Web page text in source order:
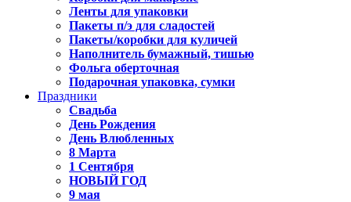
Ленты для упаковки
Пакеты п/э для сладостей
Пакеты/коробки для куличей
Наполнитель бумажный, тишью
Фольга оберточная
Подарочная упаковка, сумки
Праздники
Свадьба
День Рождения
День Влюбленных
8 Марта
1 Сентября
НОВЫЙ ГОД
9 мая